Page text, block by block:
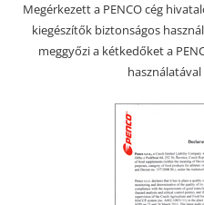
Megérkezett a PENCO cég
kiegészítők biztonságos
meggyőzi a kétkedőket a